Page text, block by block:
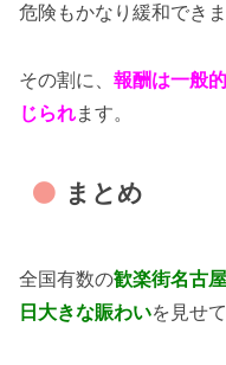
危険もかなり緩和できま
その割に、 報酬は一般
じられます。
まとめ
全国有数の歓楽街名古
日大きな賑わいを見せ